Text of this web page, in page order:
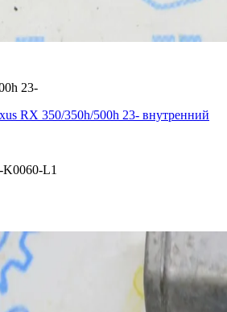
23-
RX 350/350h/500h 23- внутренний
K0060-L1